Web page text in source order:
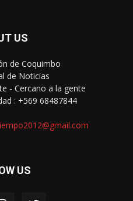
US
de Coquimbo
de Noticias
- Cercano a la gente
: +569 68487844
US